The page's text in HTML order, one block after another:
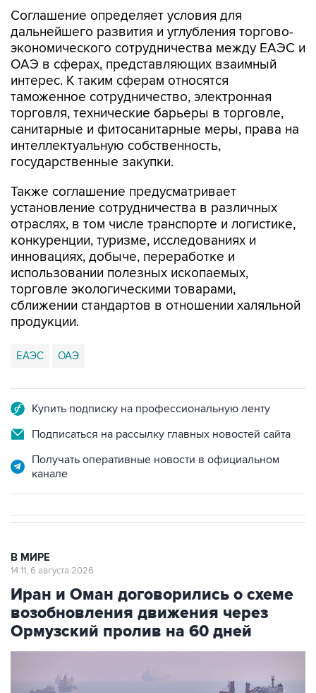
Соглашение определяет условия для
дальнейшего развития и углубления торгово-
экономического сотрудничества между ЕАЭС и
ОАЭ в сферах, представляющих взаимный
интерес. К таким сферам относятся
таможенное сотрудничество, электронная
торговля, технические барьеры в торговле,
санитарные и фитосанитарные меры, права на
интеллектуальную собственность,
государственные закупки.
Также соглашение предусматривает
установление сотрудничества в различных
отраслях, в том числе транспорте и логистике,
конкуренции, туризме, исследованиях и
инновациях, добыче, переработке и
использовании полезных ископаемых,
торговле экологическими товарами,
сближении стандартов в отношении халяльной
продукции.
ЕАЭС ОАЭ
Купить подписку на профессиональную ленту
Подписаться на рассылку главных новостей сайта
Получать оперативные новости в официальном
канале
В МИРЕ
14:11, 6 августа 2026
Иран и Оман договорились о схеме
возобновления движения через
Ормузский пролив на 60 дней